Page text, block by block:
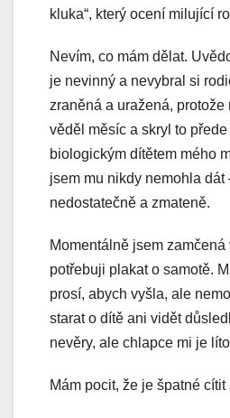
kluka“, který ocení milující
Nevím, co mám dělat.
je nevinný a nevybral si
zraněná a uražená, protože
věděl měsíc a skryl to
biologickým dítětem mého
jsem mu nikdy nemohla dát
nedostatečně a zmateně.
Momentálně jsem
potřebuji plakat o samotě.
prosí, abych vyšla, ale
starat o dítě ani vidět
nevěry, ale chlapce mi je
Mám pocit, že je špatné cítit